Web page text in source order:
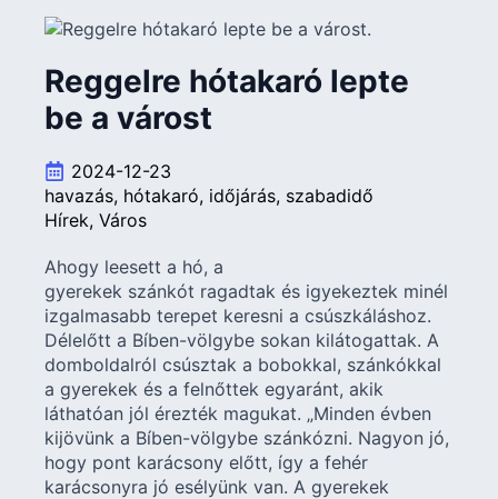
Reggelre hótakaró lepte
be a várost
2024-12-23
havazás hótakaró időjárás szabadidő
Hírek Város
Ahogy leesett a hó, a
gyerekek szánkót ragadtak és igyekeztek minél
izgalmasabb terepet keresni a csúszkáláshoz.
Délelőtt a Bíben-völgybe sokan kilátogattak. A
domboldalról csúsztak a bobokkal, szánkókkal
a gyerekek és a felnőttek egyaránt, akik
láthatóan jól érezték magukat. „Minden évben
kijövünk a Bíben-völgybe szánkózni. Nagyon jó,
hogy pont karácsony előtt, így a fehér
karácsonyra jó esélyünk van. A gyerekek